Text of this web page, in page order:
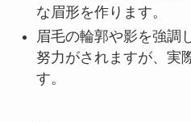
な眉形を作ります。
眉毛の輪郭や影を強調
努力がされますが、実
す。